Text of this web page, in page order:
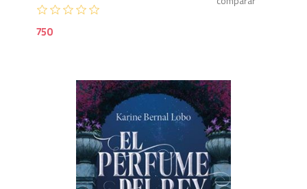
750